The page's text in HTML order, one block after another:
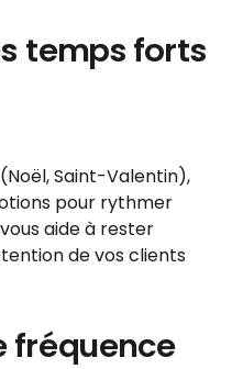
temps forts
Saint-Valentin),
pour rythmer
aide à rester
de vos clients
fréquence